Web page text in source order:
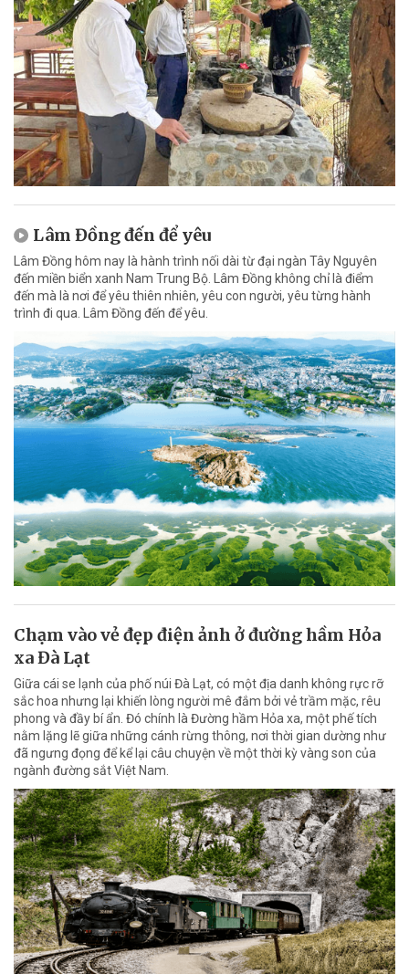
Lâm Đồng đến để yêu
Lâm Đồng hôm nay là hành trình nối dài từ đại ngàn Tây Nguyên
đến miền biển xanh Nam Trung Bộ. Lâm Đồng không chỉ là điểm
đến mà là nơi để yêu thiên nhiên, yêu con người, yêu từng hành
trình đi qua. Lâm Đồng đến để yêu.
Chạm vào vẻ đẹp điện ảnh ở đường hầm Hỏa
xa Đà Lạt
Giữa cái se lạnh của phố núi Đà Lạt, có một địa danh không rực rỡ
sắc hoa nhưng lại khiến lòng người mê đắm bởi vẻ trầm mặc, rêu
phong và đầy bí ẩn. Đó chính là Đường hầm Hỏa xa, một phế tích
nằm lặng lẽ giữa những cánh rừng thông, nơi thời gian dường như
đã ngưng đọng để kể lại câu chuyện về một thời kỳ vàng son của
ngành đường sắt Việt Nam.